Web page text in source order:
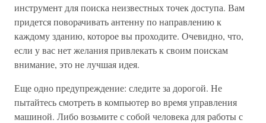
инструмент для поиска неизвестных точек доступа. Вам
придется поворачивать антенну по направлению к
каждому зданию, которое вы проходите. Очевидно, что,
если у вас нет желания привлекать к своим поискам
внимание, это не лучшая идея.
Еще одно предупреждение: следите за дорогой. Не
пытайтесь смотреть в компьютер во время управления
машиной. Либо возьмите с собой человека для работы с